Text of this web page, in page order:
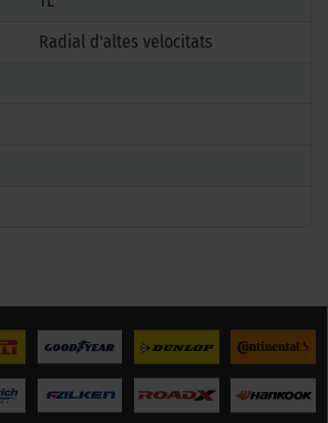
Radial d'altes velocitats